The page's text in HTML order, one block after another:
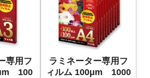
専用フ
100
ラミネーター専用フ
ィルム 100μm 1000